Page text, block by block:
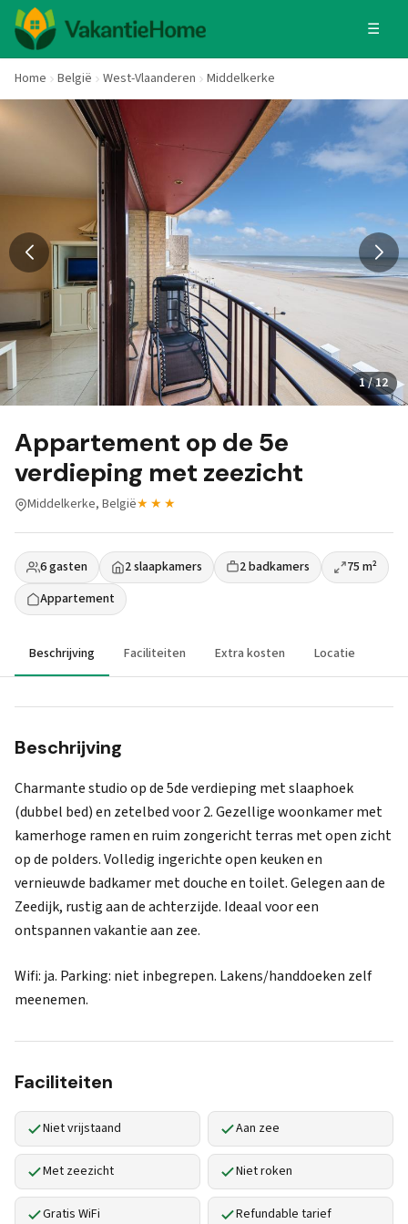
☰
Home België West-Vlaanderen Middelkerke
1 / 12
Appartement op de 5e
verdieping met zeezicht
Middelkerke, België★★★
6 gasten 2 slaapkamers 2 badkamers
75 m²
Appartement
Beschrijving Faciliteiten Extra kosten Locatie
Beschrijving
Charmante studio op de 5de verdieping met slaaphoek
(dubbel bed) en zetelbed voor 2. Gezellige woonkamer met
kamerhoge ramen en ruim zongericht terras met open zicht
op de polders. Volledig ingerichte open keuken en
vernieuwde badkamer met douche en toilet. Gelegen aan de
Zeedijk, rustig aan de achterzijde. Ideaal voor een
ontspannen vakantie aan zee.
Wifi: ja. Parking: niet inbegrepen. Lakens/handdoeken zelf
meenemen.
Faciliteiten
Niet vrijstaand Aan zee
Met zeezicht Niet roken
Gratis WiFi Refundable tarief